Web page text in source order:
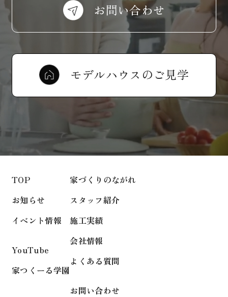
お問い合わせ
モデルハウスのご見学
TOP
お知らせ
イベント情報
YouTube
家つくーる学園
家づくりのながれ
スタッフ紹介
施工実績
会社情報
よくある質問
お問い合わせ